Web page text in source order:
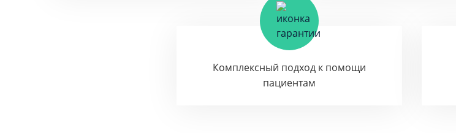
Комплексный подход к помощи
пациентам